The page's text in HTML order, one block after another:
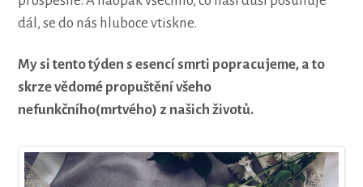
dál, se do nás hluboce vtiskne.
My si tento týden s esencí smrti popracujeme, a to
skrze vědomé propuštění všeho
nefunkčního(mrtvého) z našich životů.